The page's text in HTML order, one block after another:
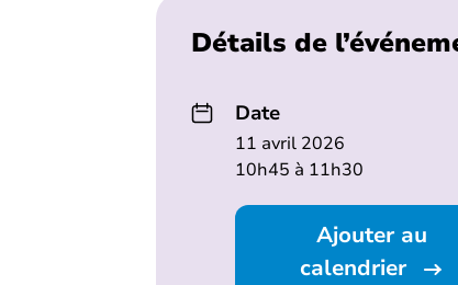
Détails de
Date
11 avril 2026
10h45 à 11h30
Ajouter au
calendrier